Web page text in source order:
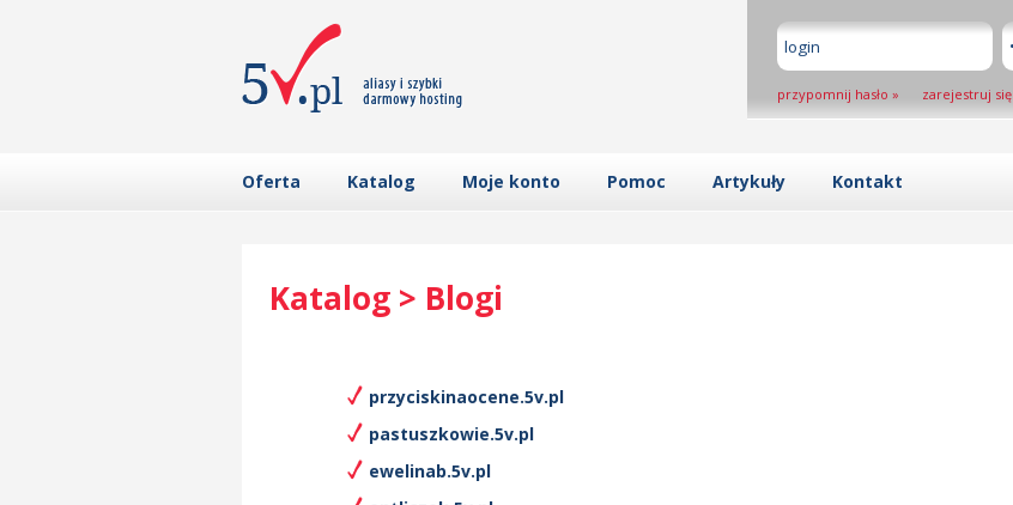
przypomnij hasło » zarejestruj się
Oferta Katalog Moje konto Pomoc Artykuły Kontakt
Katalog > Blogi
przyciskinaocene.5v.pl
pastuszkowie.5v.pl
ewelinab.5v.pl